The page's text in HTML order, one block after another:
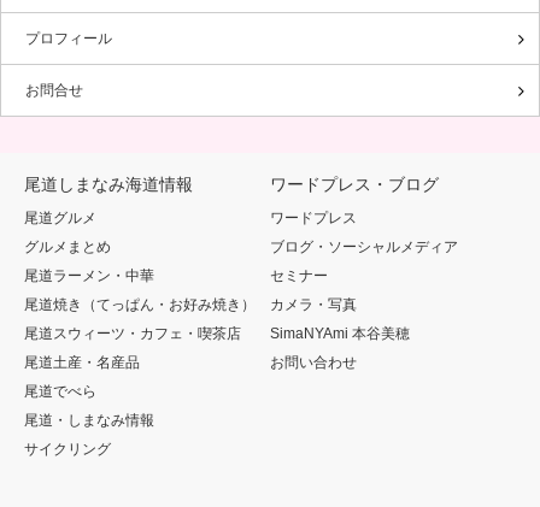
プロフィール
お問合せ
尾道しまなみ海道情報
尾道グルメ
グルメまとめ
尾道ラーメン・中華
尾道焼き（てっぱん・お好み焼き）
尾道スウィーツ・カフェ・喫茶店
尾道土産・名産品
尾道でべら
尾道・しまなみ情報
サイクリング
ワードプレス・ブログ
ワードプレス
ブログ・ソーシャルメディア
セミナー
カメラ・写真
SimaNYAmi 本谷美穂
お問い合わせ